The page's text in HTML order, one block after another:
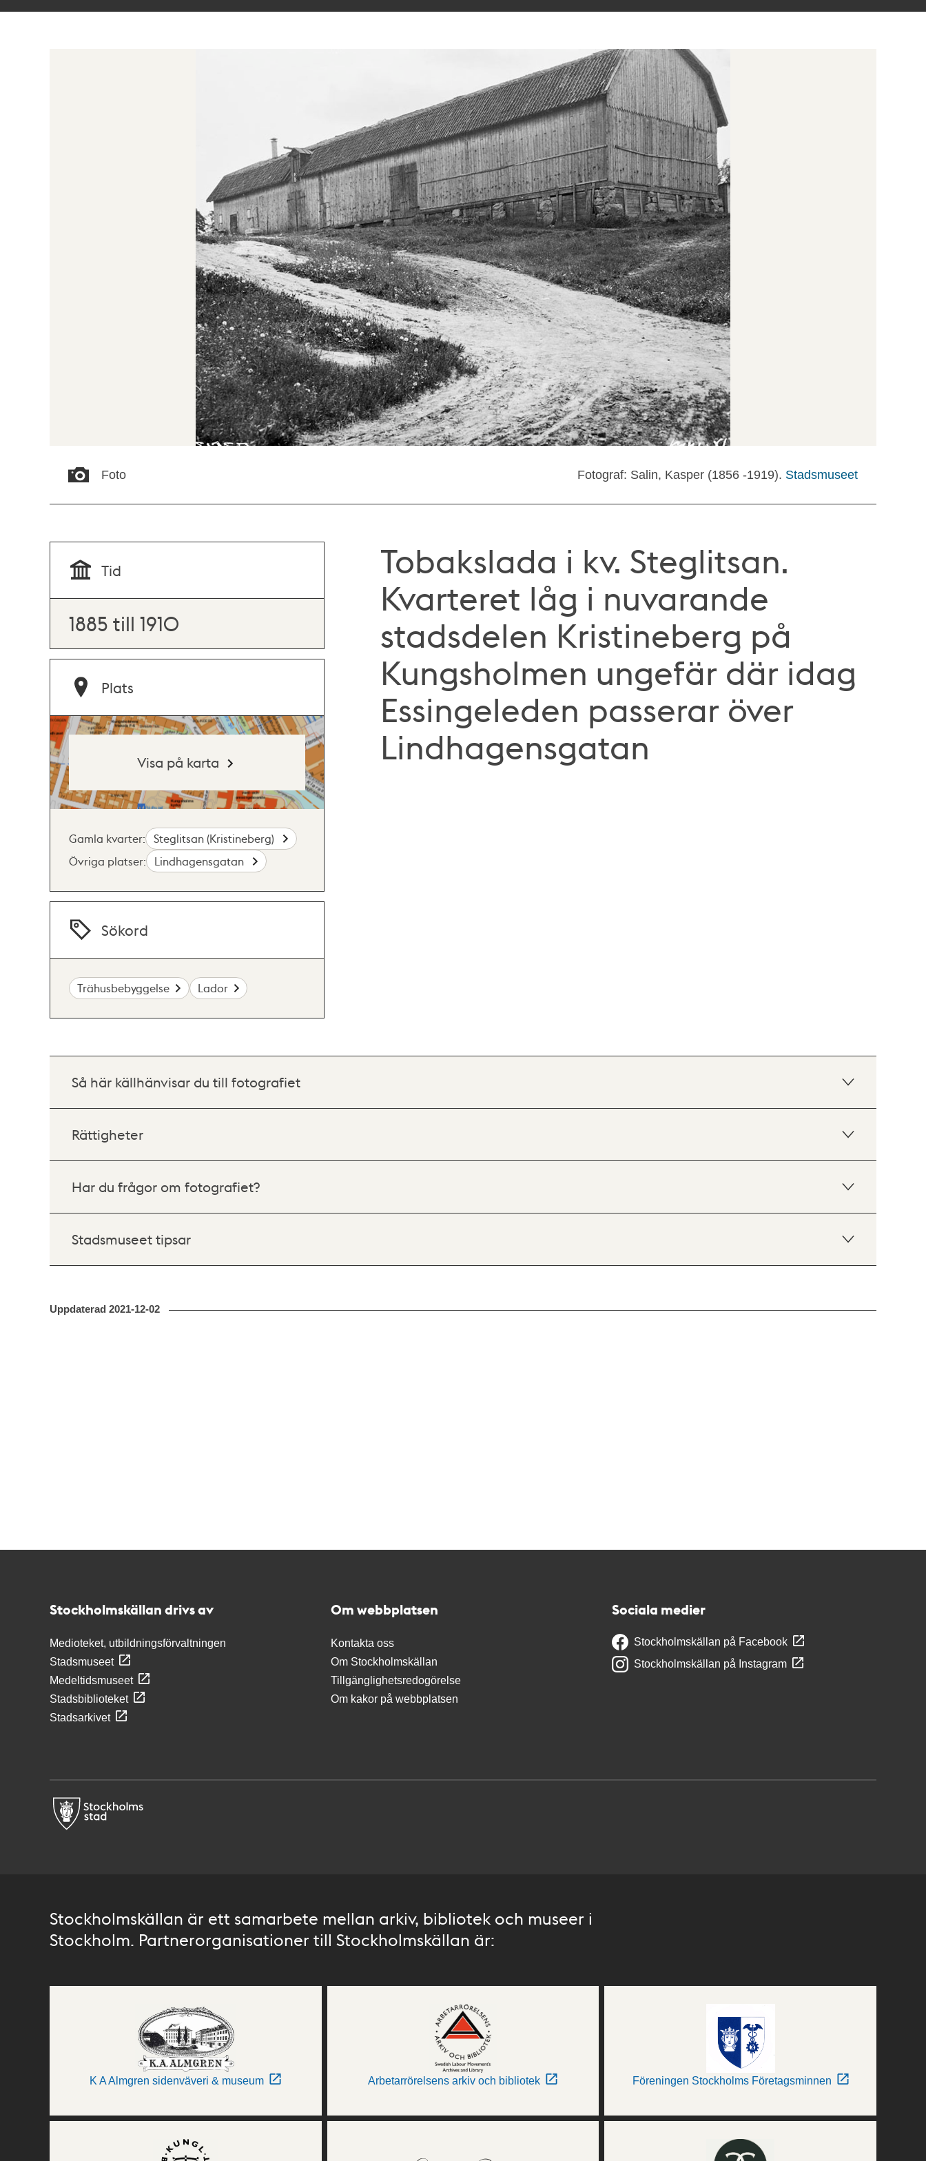
Foto Fotograf: Salin, Kasper (1856 -1919). Stadsmuseet
Tobakslada i kv. Steglitsan.
Kvarteret låg i nuvarande
stadsdelen Kristineberg på
Kungsholmen ungefär där idag
Essingeleden passerar över
Lindhagensgatan
Tid
1885 till 1910
Plats
Visa på karta
Gamla kvarter:
Steglitsan (Kristineberg)
Övriga platser:
Lindhagensgatan
Sökord
Trähusbebyggelse Lador
Så här källhänvisar du till fotografiet
Rättigheter
Har du frågor om fotografiet?
Stadsmuseet tipsar
Uppdaterad 2021-12-02
Stockholmskällan drivs av
Medioteket, utbildningsförvaltningen
Stadsmuseet
Medeltidsmuseet
Stadsbiblioteket
Stadsarkivet
Om webbplatsen
Kontakta oss
Om Stockholmskällan
Tillgänglighetsredogörelse
Om kakor på webbplatsen
Sociala medier
Stockholmskällan på Facebook
Stockholmskällan på Instagram
Stockholmskällan är ett samarbete mellan arkiv, bibliotek och museer i
Stockholm. Partnerorganisationer till Stockholmskällan är:
K A Almgren sidenväveri & museum Arbetarrörelsens arkiv och bibliotek Föreningen Stockholms Företagsminnen